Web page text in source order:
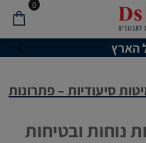
0
סיעודיות – פתרונות
נוחות ובטיחות